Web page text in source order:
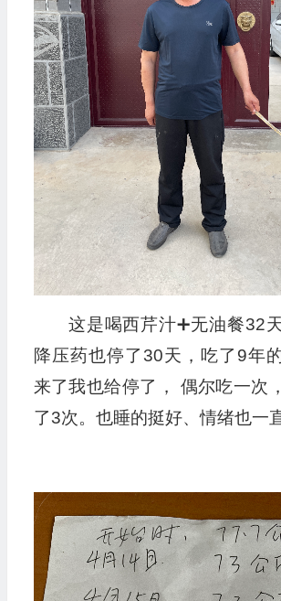
这是喝西芹汁➕无油餐32
降压药也停了30天，吃了9年
来了我也给停了， 偶尔吃一次
了3次。也睡的挺好、情绪也